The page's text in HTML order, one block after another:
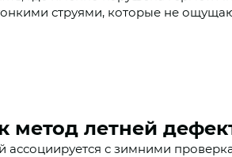
струями, которые не
метод летней
с зимними